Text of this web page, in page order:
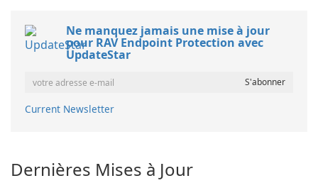
Ne manquez jamais une mise à jour
pour RAV Endpoint Protection avec
UpdateStar
Current Newsletter
Dernières Mises à Jour